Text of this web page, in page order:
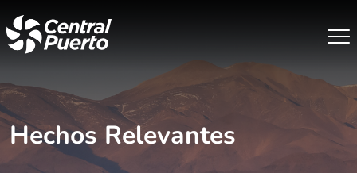
Hechos Relevantes